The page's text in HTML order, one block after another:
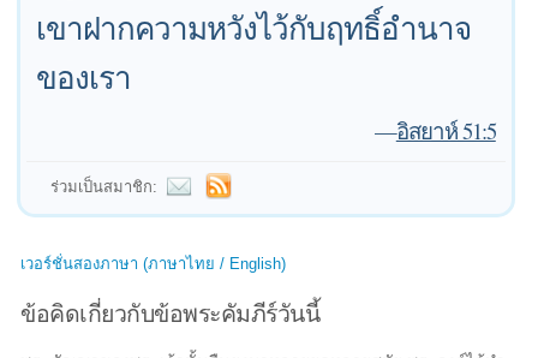
เขาฝากความหวังไว้กับฤทธิ์อำนาจ
ของเรา
—อิสยาห์ 51:5
ร่วมเป็นสมาชิก:
เวอร์ชั่นสองภาษา (ภาษาไทย / English)
ข้อคิดเกี่ยวกับข้อพระคัมภีร์วันนี้